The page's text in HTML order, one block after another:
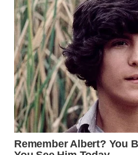
WN
CIREBON
WN
INDRAMAYU
WN
KUNINGAN